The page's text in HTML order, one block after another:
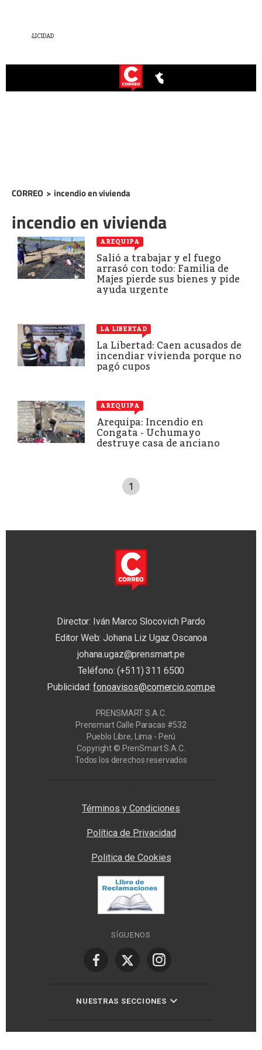
CORREO > incendio en vivienda
incendio en vivienda
AREQUIPA
Salió a trabajar y el fuego
arrasó con todo: Familia de
Majes pierde sus bienes y pide
ayuda urgente
LA LIBERTAD
La Libertad: Caen acusados de
incendiar vivienda porque no
pagó cupos
AREQUIPA
Arequipa: Incendio en
Congata - Uchumayo
destruye casa de anciano
1
Director: Iván Marco Slocovich Pardo
Editor Web: Johana Liz Ugaz Oscanoa
johana.ugaz@prensmart.pe
Teléfono: (+511) 311 6500
Publicidad:fonoavisos@comercio.com.pe
PRENSMART S.A.C.
Prensmart Calle Paracas #532
Pueblo Libre, Lima - Perú
Copyright © PrenSmart S.A.C.
Todos los derechos reservados
Términos y Condiciones
Política de Privacidad
Politica de Cookies
SÍGUENOS
NUESTRAS SECCIONES